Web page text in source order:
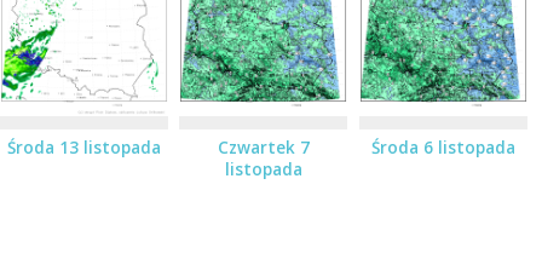
Środa 13 listopada
Czwartek 7
listopada
Środa 6 listopada